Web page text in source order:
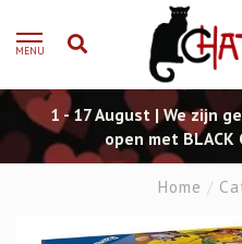
MENU
1 - 17 August | We zijn
open met BLACK
Home /